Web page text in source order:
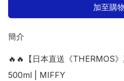
加至購
簡介
🔥🔥【日本直送《THERMOS》
500ml | MIFFY